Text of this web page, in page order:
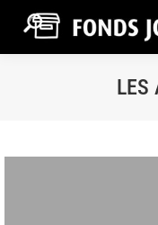
LES